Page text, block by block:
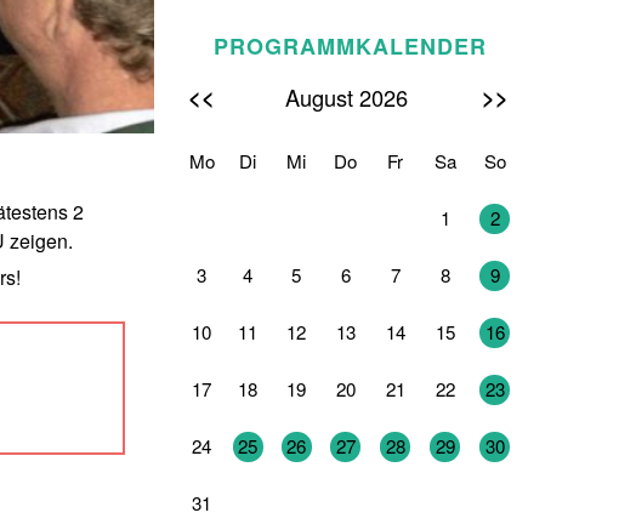
2
zeigen.
PROGRAMMKALENDER
<< August 2026 >>
Mo Di Mi Do Fr Sa So
1 2
3 4 5 6 7 8 9
10 11 12 13 14 15 16
17 18 19 20 21 22 23
24 25 26 27 28 29 30
31